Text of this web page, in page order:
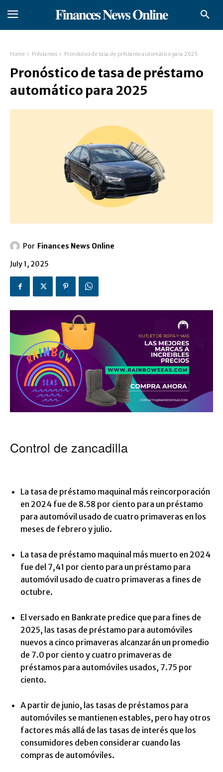
𝐅𝐢𝐧𝐚𝐧𝐜𝐞𝐬 𝐍𝐞𝐰𝐬 𝐎𝐧𝐥𝐢𝐧𝐞
Home Préstamos Pronóstico de tasa de préstamo automático para 2025
Pronóstico de tasa de préstamo
automático para 2025
Por Finances News Online
July 1, 2025
Control de zancadilla
La tasa de préstamo maquinal más reincorporación
en 2024 fue de 8.58 por ciento para un préstamo
para automóvil usado de cuatro primaveras en los
meses de febrero y julio.
La tasa de préstamo maquinal más muerto en 2024
fue del 7,41 por ciento para un préstamo para
automóvil usado de cuatro primaveras a fines de
octubre.
El versado en Bankrate predice que para fines de
2025, las tasas de préstamo para automóviles
nuevos a cinco primaveras alcanzarán un promedio
de 7.0 por ciento y cuatro primaveras de
préstamos para automóviles usados, 7.75 por
ciento.
A partir de junio, las tasas de préstamos para
automóviles se mantienen estables, pero hay otros
factores más allá de las tasas de interés que los
consumidores deben considerar cuando las
compras de automóviles.